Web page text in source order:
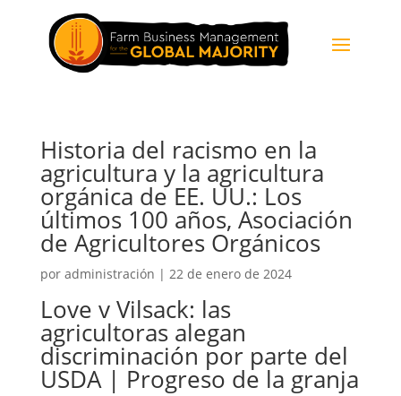
Historia del racismo en la
agricultura y la agricultura
orgánica de EE. UU.: Los
últimos 100 años, Asociación
de Agricultores Orgánicos
por administración | 22 de enero de 2024
Love v Vilsack: las
agricultoras alegan
discriminación por parte del
USDA | Progreso de la granja